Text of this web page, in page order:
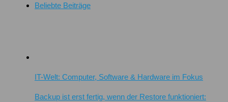
Beliebte Beiträge
IT-Welt: Computer, Software & Hardware im Fokus
Backup ist erst fertig, wenn der Restore funktioniert: